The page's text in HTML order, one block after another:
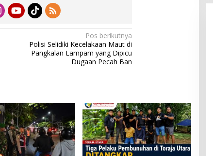
Pos berikutnya
Polisi Selidiki Kecelakaan Maut di
Pangkalan Lampam yang Dipicu
Dugaan Pecah Ban